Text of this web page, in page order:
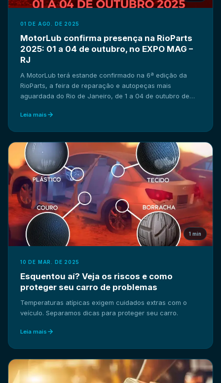
01 DE AGO. DE 2025
MotorLub confirma presença na RioParts
2025: 01 a 04 de outubro, no EXPO MAG –
RJ
A MotorLub terá estande confirmado na 6ª edição da
RioParts, a feira de reparação e autopeças mais
aguardada do Rio de Janeiro, de 1 a 04 de outubro de
Leia mais
1 min
10 DE MAR. DE 2025
Esquentou aí? Veja os riscos e como
proteger seu carro de problemas
Temperaturas atípicas exigem cuidados extras com o
veículo. Separamos dicas para proteger seu carro.
Leia mais